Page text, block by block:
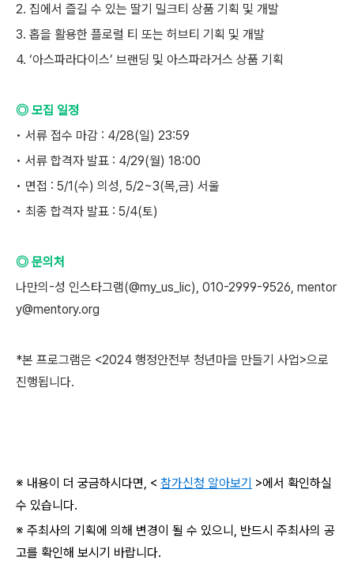
2. 집에서 즐길 수 있는 딸기 밀크티 상품 기획 및 개발
3. 홉을 활용한 플로럴 티 또는 허브티 기획 및 개발
4. ‘아스파라다이스’ 브랜딩 및 아스파라거스 상품 기획
◎ 모집 일정
• 서류 접수 마감 : 4/28(일) 23:59
• 서류 합격자 발표 : 4/29(월) 18:00
• 면접 : 5/1(수) 의성, 5/2~3(목,금) 서울
• 최종 합격자 발표 : 5/4(토)
◎ 문의처
나만의-성 인스타그램(@my_us_lic), 010-2999-9526, mentor
y@mentory.org
*본 프로그램은 <2024 행정안전부 청년마을 만들기 사업>으로
진행됩니다.
※ 내용이 더 궁금하시다면, < 참가신청 알아보기 >에서 확인하실
수 있습니다.
※ 주최사의 기획에 의해 변경이 될 수 있으니, 반드시 주최사의 공
고를 확인해 보시기 바랍니다.